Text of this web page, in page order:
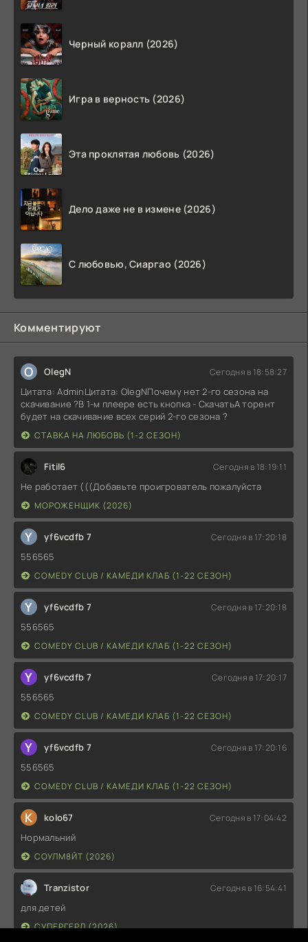
Черный коралл (2026)
Игра в верность (2026)
Эта проклятая любовь (2026)
Дело даже не в измене (2026)
С любовью, Сиаргао (2026)
Комментируют
O OlegN Сегодня в 18:58:27
Цитата: AdminЦитата: OlegNПочему нет 2-го сезона на
скачивание ?В 1-м плеере есть кнопка - СкачатьА торент
будет на скачивание всех серий 2-го сезона ?
СТАВКА НА ЛЮБОВЬ (1-2 СЕЗОН)
Fitil6 Сегодня в 18:19:11
Не работает (((Добавьте проигрователь пожалуйста
МОРОЖЕНЩИК (2026)
Y yf6vcdfb 7 Сегодня в 17:20:18
556565
COMEDY CLUB / КАМЕДИ КЛАБ (1-22 СЕЗОН)
Y yf6vcdfb 7 Сегодня в 17:20:18
556565
COMEDY CLUB / КАМЕДИ КЛАБ (1-22 СЕЗОН)
Y yf6vcdfb 7 Сегодня в 17:20:17
556565
COMEDY CLUB / КАМЕДИ КЛАБ (1-22 СЕЗОН)
Y yf6vcdfb 7 Сегодня в 17:20:16
556565
COMEDY CLUB / КАМЕДИ КЛАБ (1-22 СЕЗОН)
K kolo67 Сегодня в 17:04:42
Нормальний
СОУЛМ8ЙТ (2026)
Tranzistor Сегодня в 16:54:41
для детей
СУПЕРГЕРЛ (2026)